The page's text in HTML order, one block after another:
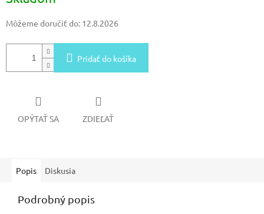
Môžeme doručiť do: 12.8.2026
Pridať do košíka
OPÝTAŤ SA ZDIEĽAŤ
Popis Diskusia
Podrobný popis